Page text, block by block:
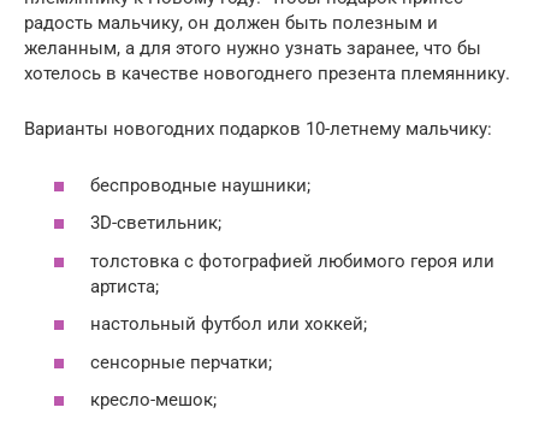
радость мальчику, он должен быть полезным и
желанным, а для этого нужно узнать заранее, что бы
хотелось в качестве новогоднего презента племяннику.
Варианты новогодних подарков 10-летнему мальчику:
беспроводные наушники;
3D-светильник;
толстовка с фотографией любимого героя или
артиста;
настольный футбол или хоккей;
сенсорные перчатки;
кресло-мешок;